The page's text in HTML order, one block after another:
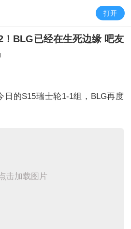
打开
！BLG已经在生死边缘 吧友
的S15瑞士轮1-1组，BLG再度
击加载图片